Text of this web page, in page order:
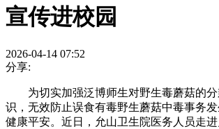
宣传进校园
2026-04-14 07:52
分享:
为切实加强泛博师生对野生毒蘑菇的分
识，无效防止误食有毒野生蘑菇中毒事务
健康平安。近日，允山卫生院医务人员走